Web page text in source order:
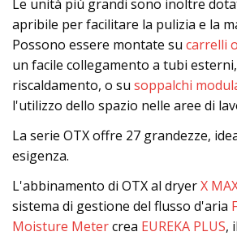
Le unità più grandi sono inoltre
apribile per facilitare la pulizia e la
Possono essere montate su carrelli
un facile collegamento a tubi
riscaldamento, o su soppalchi
l'utilizzo dello spazio nelle aree di
La serie OTX offre 27 grandezze,
esigenza.
L'abbinamento di OTX al dryerX
sistema di gestione del flusso d'aria
Moisture Metercrea EUREKA PLUS,